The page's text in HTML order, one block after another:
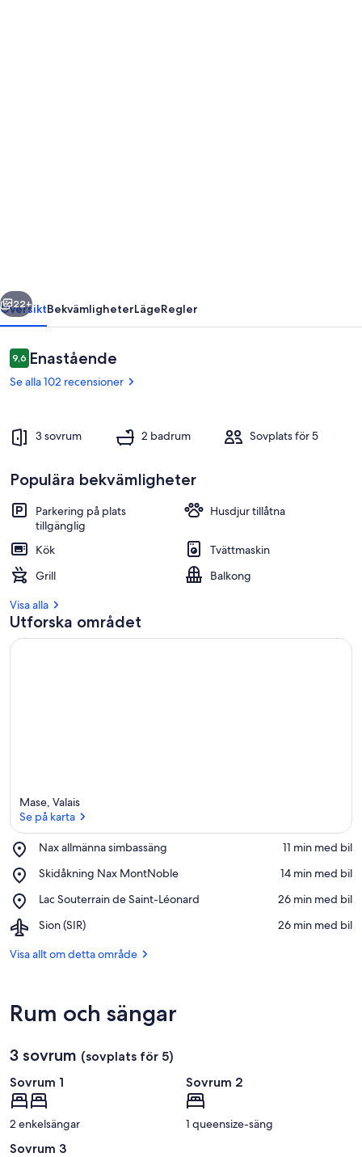
-
5
personer
Exteriör
Nästa
22+
ÖversiktBekvämligheterLägeRegler
Recensioner
9,69,6 av 10,
Enastående
Se alla 102 recensioner
3 sovrum 2 badrum Sovplats för 5
Populära bekvämligheter
Parkering på plats
tillgänglig
Husdjur tillåtna
Kök
Tvättmaskin
Grill
Balkong
Visa alla
Utforska området
Mase, Valais
Se på karta
Nax allmänna simbassäng
Place,
allmänna
‪11 min med bil‬
Skidåkning Nax MontNoble
Place,
Nax
‪14 min med bil‬
Lac Souterrain de Saint-Léonard
Place,
Souterrain
Saint-
‪26 min med bil‬
Sion (SIR)
Airport,
(SIR)
‪26 min med bil‬
Visa allt om detta område
Rum och sängar
3 sovrum (sovplats för 5)
Sovrum 1
2 enkelsängar
Sovrum 2
1 queensize-säng
Sovrum 3